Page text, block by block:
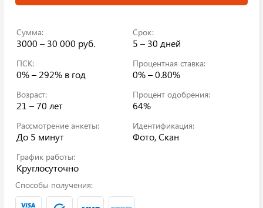
Сумма:
3000 – 30 000 руб.
Срок:
5 – 30 дней
ПСК:
0% – 292% в год
Процентная ставка:
0% – 0.80%
Возраст:
21 – 70 лет
Процент одобрения:
64%
Рассмотрение анкеты:
До 5 минут
Идентификация:
Фото, Скан
График работы:
Круглосуточно
Способы получения: